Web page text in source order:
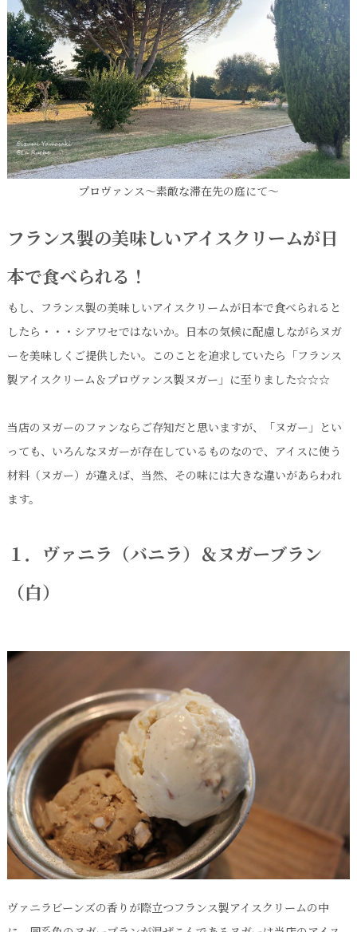
プロヴァンス～素敵な滞在先の庭にて～
フランス製の美味しいアイスクリームが日
本で食べられる！
もし、フランス製の美味しいアイスクリームが日本で食べられると
したら・・・シアワセではないか。日本の気候に配慮しながらヌガ
ーを美味しくご提供したい。このことを追求していたら「フランス
製アイスクリーム＆プロヴァンス製ヌガー」に至りました☆☆☆
当店のヌガーのファンならご存知だと思いますが、「ヌガー」とい
っても、いろんなヌガーが存在しているものなので、アイスに使う
材料（ヌガー）が違えば、当然、その味には大きな違いがあらわれ
ます。
１．ヴァニラ（バニラ）＆ヌガーブラン
（白）
ヴァニラビーンズの香りが際立つフランス製アイスクリームの中